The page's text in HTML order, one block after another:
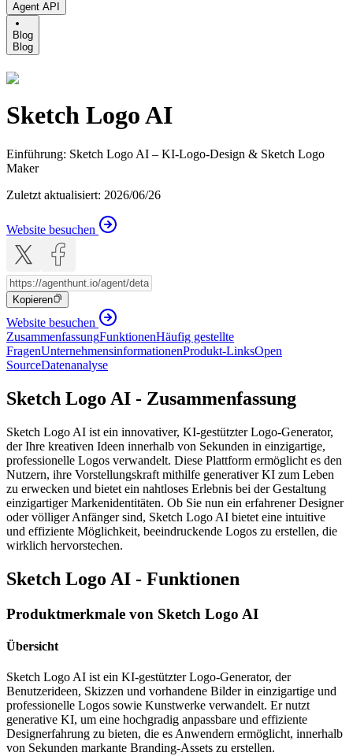
Agent API
Blog
Blog
Sketch Logo AI
Einführung: Sketch Logo AI – KI-Logo-Design & Sketch Logo
Maker
Zuletzt aktualisiert: 2026/06/26
Website besuchen
Kopieren
Website besuchen
ZusammenfassungFunktionenHäufig gestellte
FragenUnternehmensinformationenProdukt-LinksOpen
SourceDatenanalyse
Sketch Logo AI - Zusammenfassung
Sketch Logo AI ist ein innovativer, KI-gestützter Logo-Generator,
der Ihre kreativen Ideen innerhalb von Sekunden in einzigartige,
professionelle Logos verwandelt. Diese Plattform ermöglicht es den
Nutzern, ihre Vorstellungskraft mithilfe generativer KI zum Leben
zu erwecken und bietet ein nahtloses Erlebnis bei der Gestaltung
einzigartiger Markenidentitäten. Ob Sie nun ein erfahrener Designer
oder völliger Anfänger sind, Sketch Logo AI bietet eine intuitive
und effiziente Möglichkeit, beeindruckende Logos zu erstellen, die
wirklich hervorstechen.
Sketch Logo AI - Funktionen
Produktmerkmale von Sketch Logo AI
Übersicht
Sketch Logo AI ist ein KI-gestützter Logo-Generator, der
Benutzerideen, Skizzen und vorhandene Bilder in einzigartige und
professionelle Logos sowie Kunstwerke verwandelt. Er nutzt
generative KI, um eine hochgradig anpassbare und effiziente
Designerfahrung zu bieten, die es Anwendern ermöglicht, innerhalb
von Sekunden markante Branding-Assets zu erstellen.